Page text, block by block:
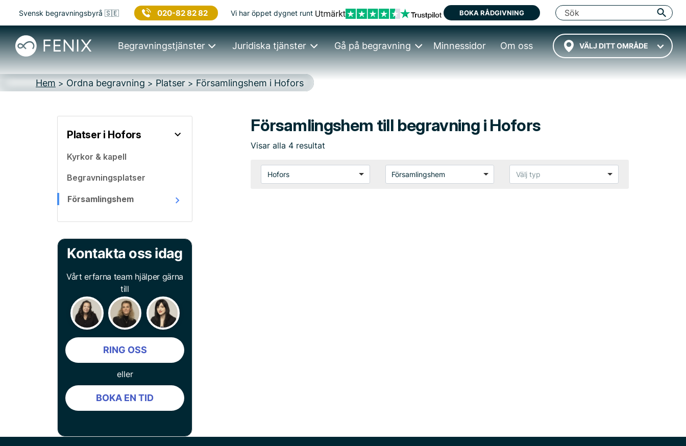
Svensk begravningsbyrå 🇸🇪 020-82 82 82 Vi har öppet dygnet runt BOKA RÅDGIVNING
VÄLJ DITT OMRÅDE
Begravningstjänster Juridiska tjänster Gå på begravning Minnessidor Om oss
Hem > Ordna begravning > Platser > Församlingshem i Hofors
Platser i Hofors
Kyrkor & kapell
Begravningsplatser
Församlingshem
Kontakta oss idag
Vårt erfarna team hjälper gärna
till
RING OSS
eller
BOKA EN TID
Församlingshem till begravning i Hofors
Visar alla 4 resultat
Hofors Församlingshem Välj typ